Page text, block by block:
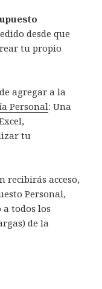
desde que
tu propio
agregar a la
Personal: Una
tu
recibirás acceso,
Personal,
todos los
de la